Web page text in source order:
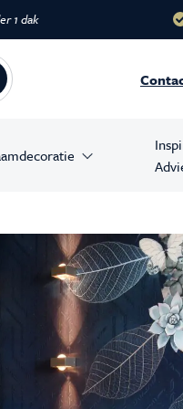
m2